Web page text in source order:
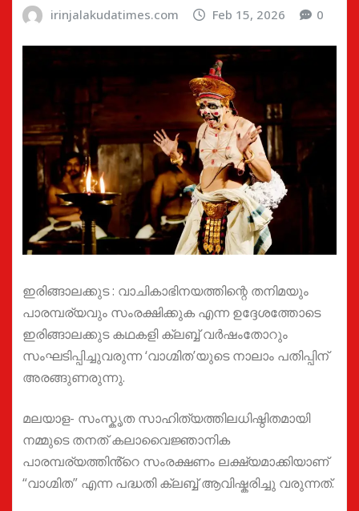
irinjalakudatimes.com Feb 15, 2026 0
ഇരിങ്ങാലക്കുട : വാചികാഭിനയത്തിന്റെ തനിമയും
പാരമ്പര്യവും സംരക്ഷിക്കുക എന്ന ഉദ്ദേശത്തോടെ
ഇരിങ്ങാലക്കുട കഥകളി ക്ലബ്ബ് വർഷംതോറും
സംഘടിപ്പിച്ചുവരുന്ന ‘വാഗ്മിത’യുടെ നാലാം പതിപ്പിന്
അരങ്ങുണരുന്നു.
മലയാള- സംസ്കൃത സാഹിത്യത്തിലധിഷ്ഠിതമായി
നമ്മുടെ തനത് കലാവൈജ്ഞാനിക
പാരമ്പര്യത്തിൻ്റെ സംരക്ഷണം ലക്ഷ്യമാക്കിയാണ്
“വാഗ്മിത” എന്ന പദ്ധതി ക്ലബ്ബ് ആവിഷ്കരിച്ചു വരുന്നത്.